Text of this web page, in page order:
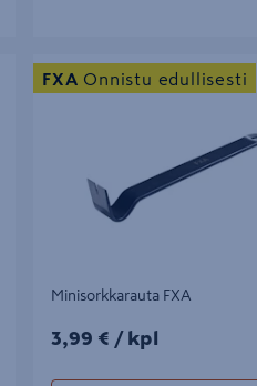
Minisorkkarauta FXA
Minisorkkarauta FXA
3,99€/kpl
3,99 € / kpl
FXA Onnistu edullisesti